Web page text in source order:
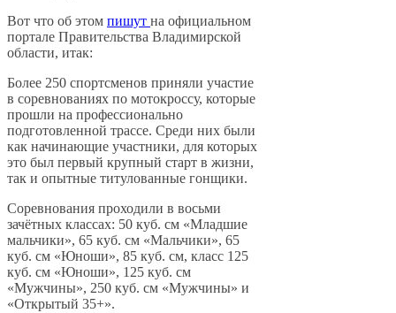
Вот что об этом пишут на официальном
портале Правительства Владимирской
области, итак:
Более 250 спортсменов приняли участие
в соревнованиях по мотокроссу, которые
прошли на профессионально
подготовленной трассе. Среди них были
как начинающие участники, для которых
это был первый крупный старт в жизни,
так и опытные титулованные гонщики.
Соревнования проходили в восьми
зачётных классах: 50 куб. см «Младшие
мальчики», 65 куб. см «Мальчики», 65
куб. см «Юноши», 85 куб. см, класс 125
куб. см «Юноши», 125 куб. см
«Мужчины», 250 куб. см «Мужчины» и
«Открытый 35+».